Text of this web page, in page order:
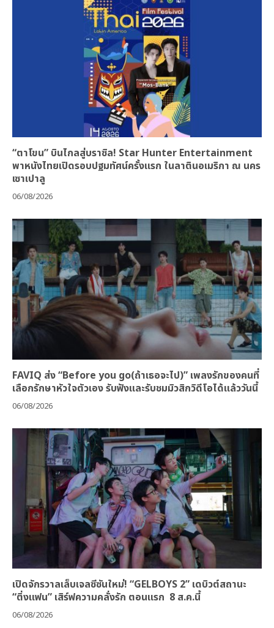
“ตาโขน” บินไกลสู่บราซิล! Star Hunter Entertainment
พาหนังไทยเปิดรอบปฐมทัศน์ครั้งแรก ในลาตินอเมริกา ณ นคร
เซาเปาลู
06/08/2026
FAVIQ ส่ง “Before you go(ถ้าเธอจะไป)” เพลงรักของคนที่
เลือกรักษาหัวใจตัวเอง รับฟังและรับชมมิวสิกวิดีโอได้แล้ววันนี้
06/08/2026
เปิดจักรวาลเล็บเจลซีซันใหม่! “GELBOYS 2” เดบิวต์สถานะ
“ติ่งแฟน” เสิร์ฟความคลั่งรัก ตอนแรก 8 ส.ค.นี้
06/08/2026